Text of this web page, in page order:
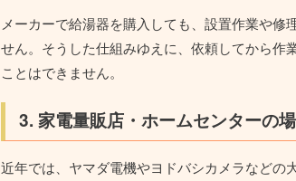
メーカーで給湯器を購入しても、 設置作業や修
せん。そうした仕組みゆえに、依頼してから作
ことはできません。
3. 家電量販店・ホームセンターの
近年では、ヤマダ電機やヨドバシカメラなどの